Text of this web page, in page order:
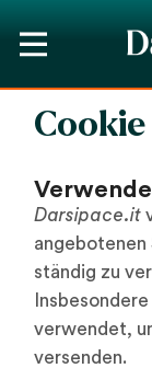
Darsipace.it
angebotenen
ständig zu
verwendet,
versenden.